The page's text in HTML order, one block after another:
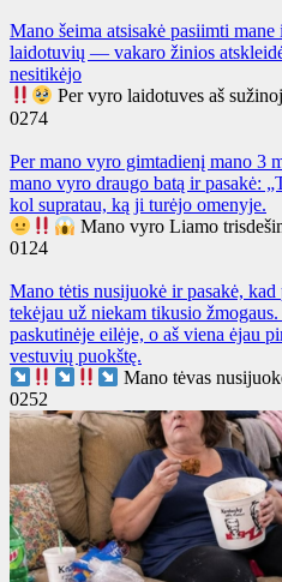
Mano šeima atsisakė pasiimti
laidotuvių — vakaro žinios
nesitikėjo
Per vyro laidotuves aš
0274
Per mano vyro gimtadienį mano 3
mano vyro draugo batą ir pasakė:
kol supratau, ką ji turėjo omenyje.
Mano vyro Liamo
0124
Mano tėtis nusijuokė ir pasakė,
tekėjau už niekam tikusio
paskutinėje eilėje, o aš viena ėjau
vestuvių puokštę.
Mano tėvas
0252